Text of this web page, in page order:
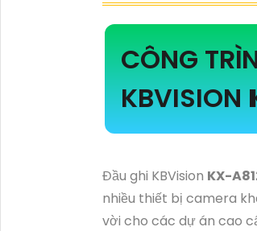
CÔNG
KBVISION
Đầu ghi KBVision KX-
nhiều thiết bị camera
vời cho các dự án cao